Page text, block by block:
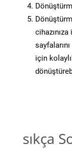
için
sıkça